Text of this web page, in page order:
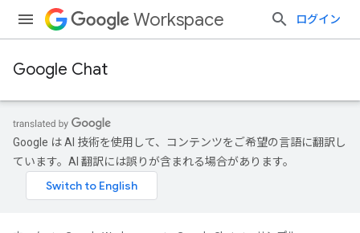
Workspace ログイン
Google Chat
Google は AI 技術を使用して、コンテンツをご希望の言語に翻訳し
ています。AI 翻訳には誤りが含まれる場合があります。